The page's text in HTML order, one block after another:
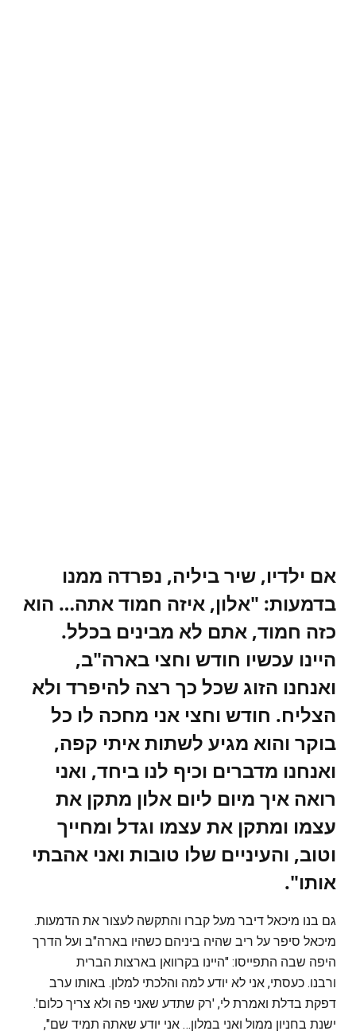
אם ילדיו, שיר ביליה, נפרדה ממנו
בדמעות: "אלון, איזה חמוד אתה… הוא
כזה חמוד, אתם לא מבינים בכלל.
היינו עכשיו חודש וחצי בארה"ב,
ואנחנו הזוג שכל כך רצה להיפרד ולא
הצליח. חודש וחצי אני מחכה לו כל
בוקר והוא מגיע לשתות איתי קפה,
ואנחנו מדברים וכיף לנו ביחד, ואני
רואה איך מיום ליום אלון מתקן את
עצמו ומתקן את עצמו וגדל ומחייך
וטוב, והעיניים שלו טובות ואני אהבתי
אותו".
גם בנו מיכאל דיבר מעל קברו והתקשה לעצור את הדמעות.
מיכאל סיפר על ריב שהיה ביניהם כשהיו בארה"ב ועל הדרך
היפה שבה התפייסו: "היינו בקרוואן בארצות הברית
ורבנו. כעסתי, אני לא יודע למה והלכתי למלון. באותו ערב
דפקת בדלת ואמרת לי, 'רק שתדע שאני פה ולא צריך כלום'.
ישנת בחניון ממול ואני במלון… אני יודע שאתה תמיד שם",